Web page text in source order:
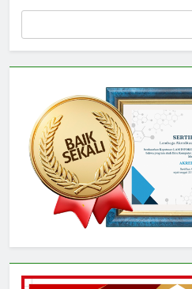
Cari